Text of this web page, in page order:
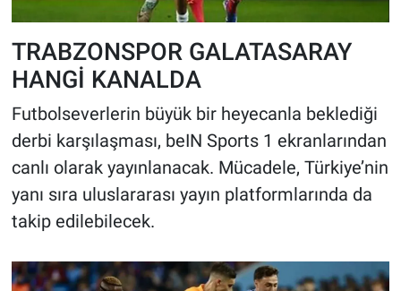
TRABZONSPOR GALATASARAY
HANGİ KANALDA
Futbolseverlerin büyük bir heyecanla beklediği
derbi karşılaşması, beIN Sports 1 ekranlarından
canlı olarak yayınlanacak. Mücadele, Türkiye’nin
yanı sıra uluslararası yayın platformlarında da
takip edilebilecek.